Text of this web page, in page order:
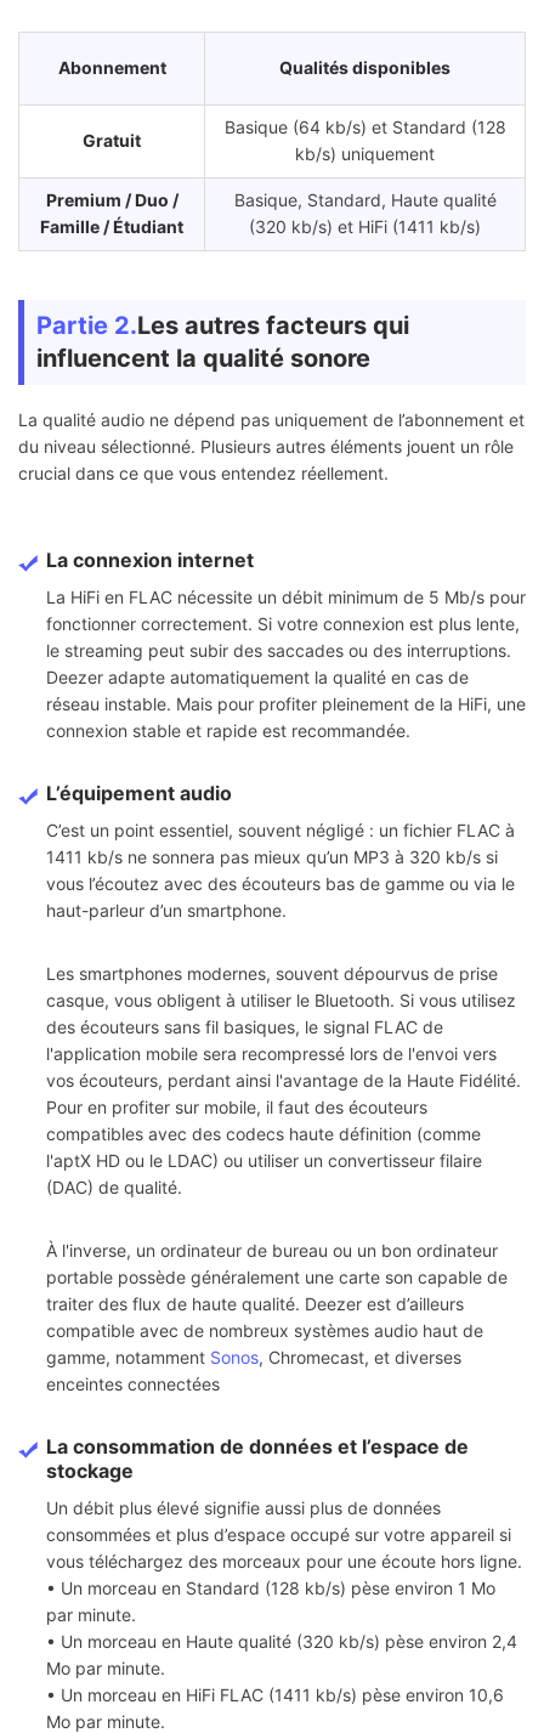
Abonnement Qualités disponibles
Gratuit
Basique (64 kb/s) et Standard (128
kb/s) uniquement
Premium / Duo /
Famille / Étudiant
Basique, Standard, Haute qualité
(320 kb/s) et HiFi (1411 kb/s)
Partie 2.Les autres facteurs qui
influencent la qualité sonore
La qualité audio ne dépend pas uniquement de l’abonnement et
du niveau sélectionné. Plusieurs autres éléments jouent un rôle
crucial dans ce que vous entendez réellement.
La connexion internet
La HiFi en FLAC nécessite un débit minimum de 5 Mb/s pour
fonctionner correctement. Si votre connexion est plus lente,
le streaming peut subir des saccades ou des interruptions.
Deezer adapte automatiquement la qualité en cas de
réseau instable. Mais pour profiter pleinement de la HiFi, une
connexion stable et rapide est recommandée.
L’équipement audio
C’est un point essentiel, souvent négligé : un fichier FLAC à
1411 kb/s ne sonnera pas mieux qu’un MP3 à 320 kb/s si
vous l’écoutez avec des écouteurs bas de gamme ou via le
haut-parleur d’un smartphone.
Les smartphones modernes, souvent dépourvus de prise
casque, vous obligent à utiliser le Bluetooth. Si vous utilisez
des écouteurs sans fil basiques, le signal FLAC de
l'application mobile sera recompressé lors de l'envoi vers
vos écouteurs, perdant ainsi l'avantage de la Haute Fidélité.
Pour en profiter sur mobile, il faut des écouteurs
compatibles avec des codecs haute définition (comme
l'aptX HD ou le LDAC) ou utiliser un convertisseur filaire
(DAC) de qualité.
À l'inverse, un ordinateur de bureau ou un bon ordinateur
portable possède généralement une carte son capable de
traiter des flux de haute qualité. Deezer est d’ailleurs
compatible avec de nombreux systèmes audio haut de
gamme, notamment Sonos, Chromecast, et diverses
enceintes connectées
La consommation de données et l’espace de
stockage
Un débit plus élevé signifie aussi plus de données
consommées et plus d’espace occupé sur votre appareil si
vous téléchargez des morceaux pour une écoute hors ligne.
• Un morceau en Standard (128 kb/s) pèse environ 1 Mo
par minute.
• Un morceau en Haute qualité (320 kb/s) pèse environ 2,4
Mo par minute.
• Un morceau en HiFi FLAC (1411 kb/s) pèse environ 10,6
Mo par minute.